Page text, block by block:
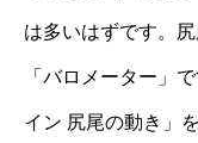
は多いはずです。
「バロメーター」
イン 尻尾の動き」